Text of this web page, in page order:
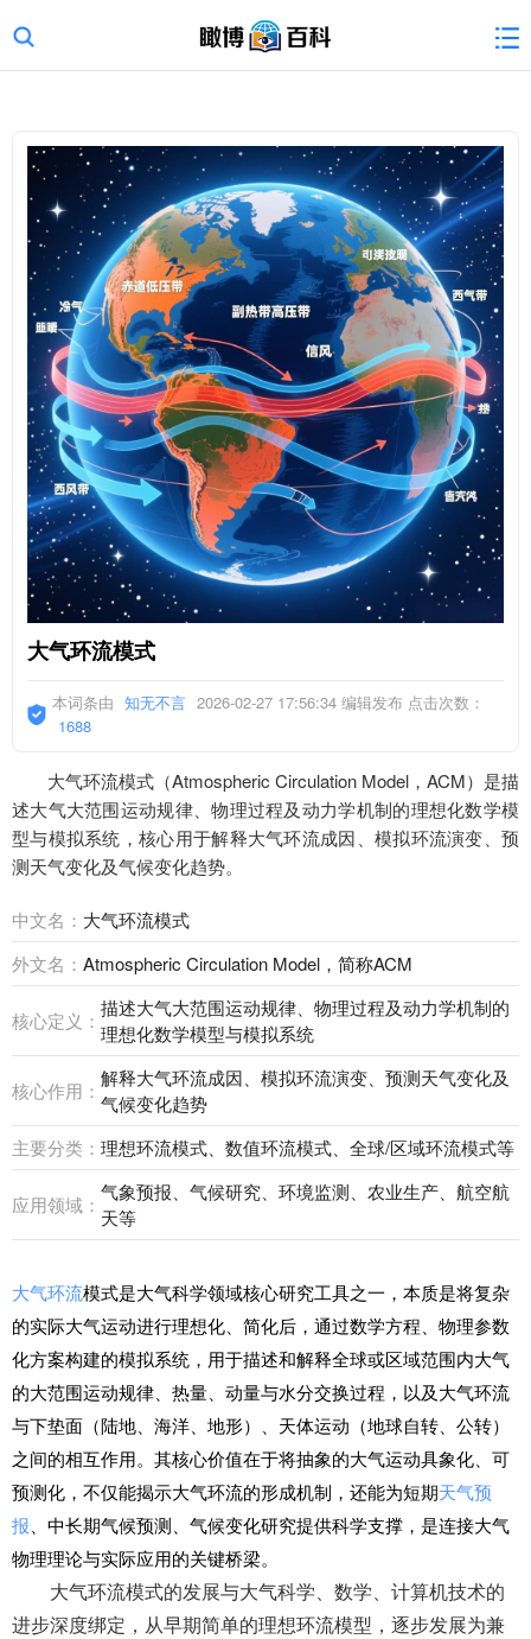
大气环流模式
本词条由 知无不言 2026-02-27 17:56:34 编辑发布 点击次数：
1688
大气环流模式（Atmospheric Circulation Model，ACM）是描
述大气大范围运动规律、物理过程及动力学机制的理想化数学模
型与模拟系统，核心用于解释大气环流成因、模拟环流演变、预
测天气变化及气候变化趋势。
中文名： 大气环流模式
外文名： Atmospheric Circulation Model，简称ACM
核心定义：
描述大气大范围运动规律、物理过程及动力学机制的
理想化数学模型与模拟系统
核心作用：
解释大气环流成因、模拟环流演变、预测天气变化及
气候变化趋势
主要分类： 理想环流模式、数值环流模式、全球/区域环流模式等
应用领域：
气象预报、气候研究、环境监测、农业生产、航空航
天等
大气环流模式是大气科学领域核心研究工具之一，本质是将复杂
的实际大气运动进行理想化、简化后，通过数学方程、物理参数
化方案构建的模拟系统，用于描述和解释全球或区域范围内大气
的大范围运动规律、热量、动量与水分交换过程，以及大气环流
与下垫面（陆地、海洋、地形）、天体运动（地球自转、公转）
之间的相互作用。其核心价值在于将抽象的大气运动具象化、可
预测化，不仅能揭示大气环流的形成机制，还能为短期天气预
报 、中长期气候预测、气候变化研究提供科学支撑，是连接大气
物理理论与实际应用的关键桥梁。
大气环流模式的发展与大气科学、数学、计算机技术的
进步深度绑定，从早期简单的理想环流模型，逐步发展为兼